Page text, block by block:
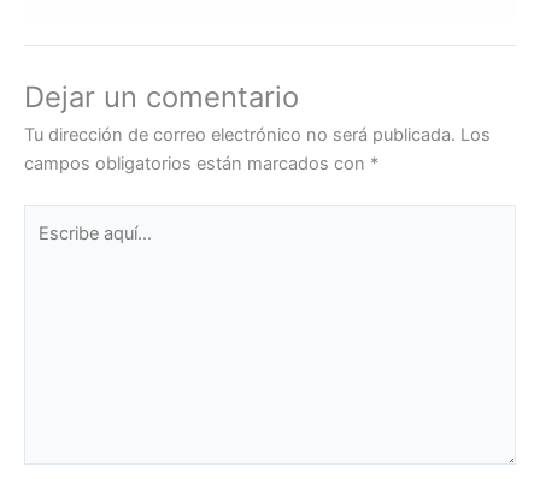
Dejar un comentario
Tu dirección de correo electrónico no será publicada. Los
campos obligatorios están marcados con *